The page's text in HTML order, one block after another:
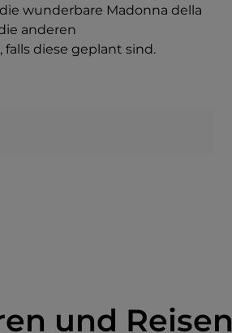
wunderbare Madonna della
anderen
diese geplant sind.
und Reisen